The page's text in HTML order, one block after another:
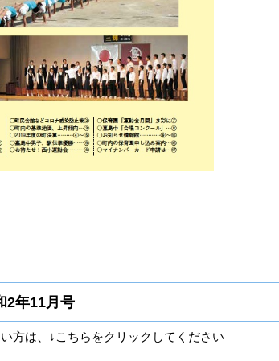
2年11月号
方は、↓こちらをクリックしてください